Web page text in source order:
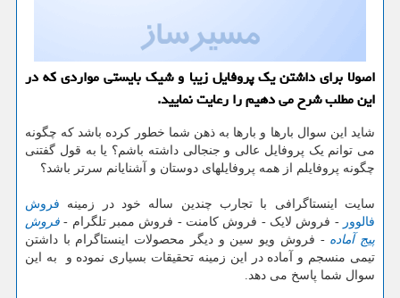
اصولا برای داشتن یك پروفایل زیبا و شیك بایستی مواردی كه در
این مطلب شرح می دهیم را رعایت نمایید.
شاید این سوال بارها و بارها به ذهن شما خطور کرده باشد که چگونه
می توانم یک پروفایل عالی و جنجالی داشته باشم؟ یا به قول گفتنی
چگونه پروفایلم از همه پروفایلهای دوستان و آشنایانم سرتر باشد؟
سایت اینستاگرافی با تجارب چندین ساله خود در زمینه فروش
فالوور - فروش لایک - فروش کامنت - فروش ممبر تلگرام -فروش
پیج آماده - فروش ویو سین و دیگر محصولات اینستاگرام با داشتن
تیمی منسجم و آماده در این زمینه تحقیقات بسیاری نموده و به این
سوال شما پاسخ می دهد.